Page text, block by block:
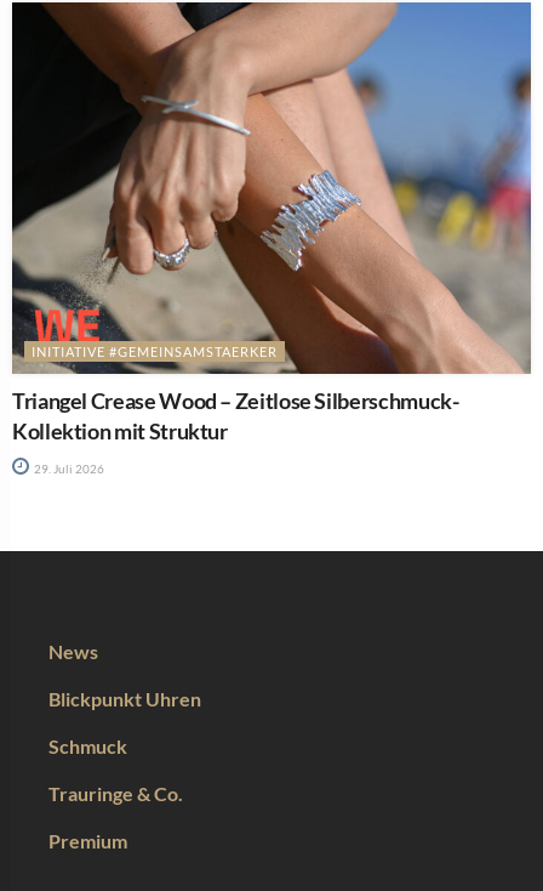
INITIATIVE #GEMEINSAMSTAERKER
Triangel Crease Wood – Zeitlose Silberschmuck-
Kollektion mit Struktur
29. Juli 2026
News
Blickpunkt Uhren
Schmuck
Trauringe & Co.
Premium